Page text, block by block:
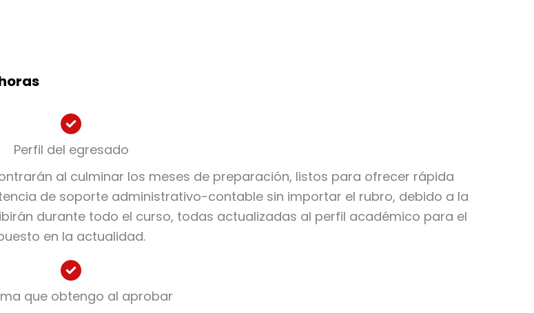
Perfil del egresado
al culminar los meses de preparación, listos para ofrecer rápida
de soporte administrativo-contable sin importar el rubro, debido a la
durante todo el curso, todas actualizadas al perfil académico para el
en la actualidad.
que obtengo al aprobar